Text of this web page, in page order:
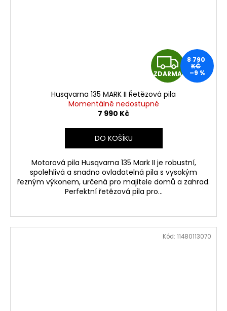
Z
D
A
ZDARMA
8 790
KČ
–9 %
Husqvarna 135 MARK II Řetězová pila
Momentálně nedostupné
7 990 Kč
DO KOŠÍKU
Motorová pila Husqvarna 135 Mark II je robustní,
spolehlivá a snadno ovladatelná pila s vysokým
řezným výkonem, určená pro majitele domů a zahrad.
Perfektní řetězová pila pro...
Kód: 11480113070